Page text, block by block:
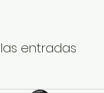
entradas